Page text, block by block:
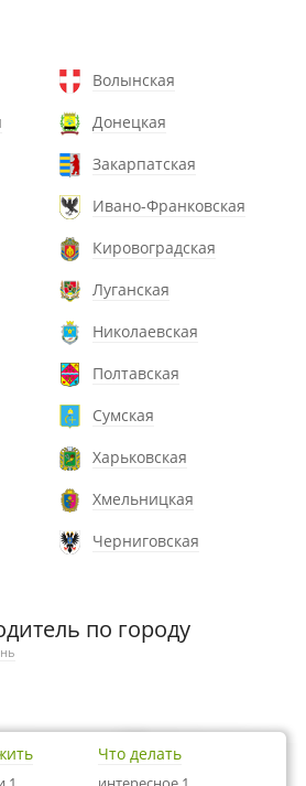
Волынская
Донецкая
Закарпатская
Ивано-Франковская
Кировоградская
Луганская
Николаевская
Полтавская
Сумская
Харьковская
Хмельницкая
Черниговская
по городу
Что делать